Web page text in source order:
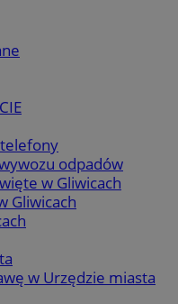
odpadów
w Gliwicach
Gliwicach
w Urzędzie miasta